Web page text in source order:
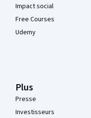
Impact social
Free Courses
Udemy
Plus
Presse
Investisseurs